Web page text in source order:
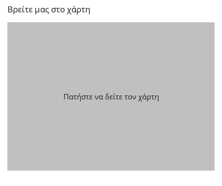
Βρείτε μας στο χάρτη
Πατήστε να δείτε τον χάρτη